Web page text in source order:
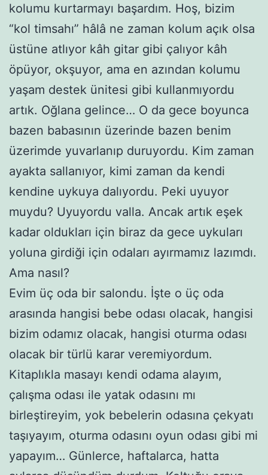
kolumu kurtarmayı başardım. Hoş, bizim
“kol timsahı” hâlâ ne zaman kolum açık olsa
üstüne atlıyor kâh gitar gibi çalıyor kâh
öpüyor, okşuyor, ama en azından kolumu
yaşam destek ünitesi gibi kullanmıyordu
artık. Oğlana gelince… O da gece boyunca
bazen babasının üzerinde bazen benim
üzerimde yuvarlanıp duruyordu. Kim zaman
ayakta sallanıyor, kimi zaman da kendi
kendine uykuya dalıyordu. Peki uyuyor
muydu? Uyuyordu valla. Ancak artık eşek
kadar oldukları için biraz da gece uykuları
yoluna girdiği için odaları ayırmamız lazımdı.
Ama nasıl?
Evim üç oda bir salondu. İşte o üç oda
arasında hangisi bebe odası olacak, hangisi
bizim odamız olacak, hangisi oturma odası
olacak bir türlü karar veremiyordum.
Kitaplıkla masayı kendi odama alayım,
çalışma odası ile yatak odasını mı
birleştireyim, yok bebelerin odasına çekyatı
taşıyayım, oturma odasını oyun odası gibi mi
yapayım… Günlerce, haftalarca, hatta